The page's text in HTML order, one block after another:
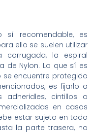
sí recomendable, es
ello se suelen utilizar
corrugada, la espiral
de Nylon. Lo que sí es
encuentre protegido
es fijarlo a
adheridles, cintillos o
en casas
estar sujeto en todo
la parte trasera, no